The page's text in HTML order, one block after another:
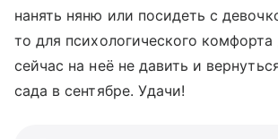
нанять няню или посидеть с
то для психологического
сейчас на неё не давить и
сада в сентябре. Удачи!